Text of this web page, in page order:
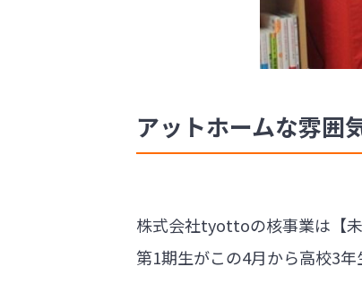
アットホームな雰囲
株式会社tyottoの核事業は【
第1期生がこの4月から高校3年